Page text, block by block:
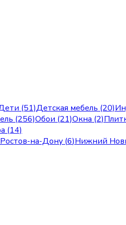
(51)Детская мебель (20)
(256)Обои (21)Окна (2)
(14)
Ростов-на-Дону (6)Нижний